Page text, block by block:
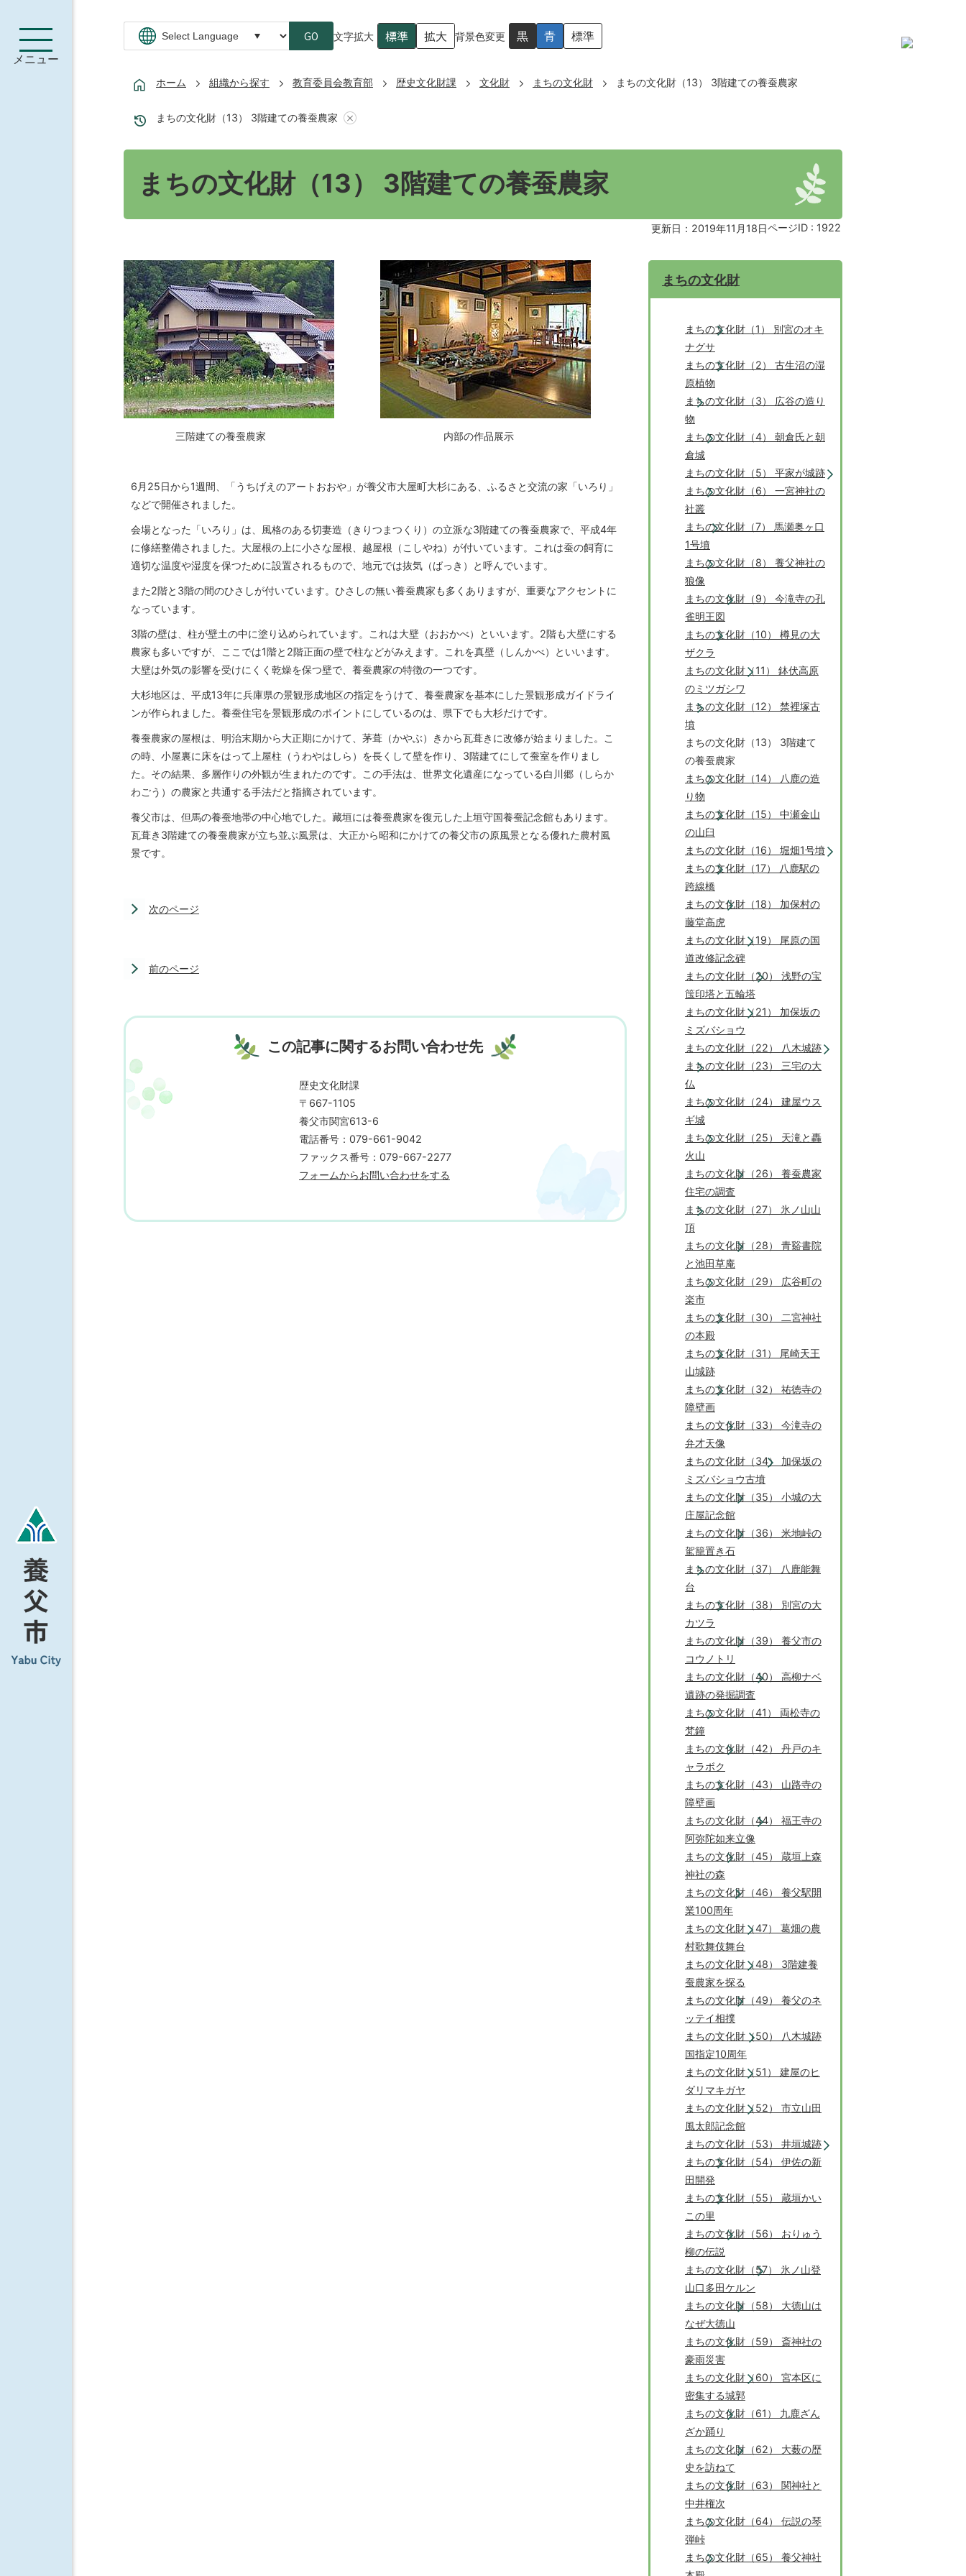
メニュー
GO 文字拡大 標準 拡大 背景色変更 黒 青 標準
ホーム 組織から探す 教育委員会教育部 歴史文化財課 文化財 まちの文化財 まちの文化財（13） 3階建ての養蚕農家
まちの文化財（13） 3階建ての養蚕農家
まちの文化財（13） 3階建ての養蚕農家
更新日：2019年11月18日ページID : 1922
三階建ての養蚕農家 内部の作品展示
6月25日から1週間、「うちげえのアートおおや」が養父市大屋町大杉にある、ふるさと交流の家「いろり」
などで開催されました。
会場となった「いろり」は、風格のある切妻造（きりつまつくり）の立派な3階建ての養蚕農家で、平成4年
に修繕整備されました。大屋根の上に小さな屋根、越屋根（こしやね）が付いています。これは蚕の飼育に
適切な温度や湿度を保つために設置されるもので、地元では抜気（ばっき）と呼んでいます。
また2階と3階の間のひさしが付いています。ひさしの無い養蚕農家も多くありますが、重要なアクセントに
なっています。
3階の壁は、柱が壁土の中に塗り込められています。これは大壁（おおかべ）といいます。2階も大壁にする
農家も多いですが、ここでは1階と2階正面の壁で柱などがみえます。これを真壁（しんかべ）といいます。
大壁は外気の影響を受けにくく乾燥を保つ壁で、養蚕農家の特徴の一つです。
大杉地区は、平成13年に兵庫県の景観形成地区の指定をうけて、養蚕農家を基本にした景観形成ガイドライ
ンが作られました。養蚕住宅を景観形成のポイントにしているのは、県下でも大杉だけです。
養蚕農家の屋根は、明治末期から大正期にかけて、茅葺（かやぶ）きから瓦葺きに改修が始まりました。こ
の時、小屋裏に床をはって上屋柱（うわやはしら）を長くして壁を作り、3階建てにして蚕室を作りまし
た。その結果、多層作りの外観が生まれたのです。この手法は、世界文化遺産になっている白川郷（しらか
わごう）の農家と共通する手法だと指摘されています。
養父市は、但馬の養蚕地帯の中心地でした。藏垣には養蚕農家を復元した上垣守国養蚕記念館もあります。
瓦葺き3階建ての養蚕農家が立ち並ぶ風景は、大正から昭和にかけての養父市の原風景となる優れた農村風
景です。
次のページ
前のページ
この記事に関するお問い合わせ先
歴史文化財課
〒667-1105
養父市関宮613-6
電話番号：079-661-9042
ファックス番号：079-667-2277
フォームからお問い合わせをする
まちの文化財
まちの文化財（1） 別宮のオキ
ナグサ
まちの文化財（2） 古生沼の湿
原植物
まちの文化財（3） 広谷の造り
物
まちの文化財（4） 朝倉氏と朝
倉城
まちの文化財（5） 平家が城跡
まちの文化財（6） 一宮神社の
社叢
まちの文化財（7） 馬瀬奥ヶ口
1号墳
まちの文化財（8） 養父神社の
狼像
まちの文化財（9） 今滝寺の孔
雀明王図
まちの文化財（10） 樽見の大
ザクラ
まちの文化財（11） 鉢伏高原
のミツガシワ
まちの文化財（12） 禁裡塚古
墳
まちの文化財（13） 3階建て
の養蚕農家
まちの文化財（14） 八鹿の造
り物
まちの文化財（15） 中瀬金山
の山臼
まちの文化財（16） 堀畑1号墳
まちの文化財（17） 八鹿駅の
跨線橋
まちの文化財（18） 加保村の
藤堂高虎
まちの文化財（19） 尾原の国
道改修記念碑
まちの文化財（20） 浅野の宝
筺印塔と五輪塔
まちの文化財（21） 加保坂の
ミズバショウ
まちの文化財（22） 八木城跡
まちの文化財（23） 三宅の大
仏
まちの文化財（24） 建屋ウス
ギ城
まちの文化財（25） 天滝と轟
火山
まちの文化財（26） 養蚕農家
住宅の調査
まちの文化財（27） 氷ノ山山
頂
まちの文化財（28） 青谿書院
と池田草庵
まちの文化財（29） 広谷町の
楽市
まちの文化財（30） 二宮神社
の本殿
まちの文化財（31） 尾崎天王
山城跡
まちの文化財（32） 祐徳寺の
障壁画
まちの文化財（33） 今滝寺の
弁才天像
まちの文化財（34） 加保坂の
ミズバショウ古墳
まちの文化財（35） 小城の大
庄屋記念館
まちの文化財（36） 米地峠の
駕籠置き石
まちの文化財（37） 八鹿能舞
台
まちの文化財（38） 別宮の大
カツラ
まちの文化財（39） 養父市の
コウノトリ
まちの文化財（40） 高柳ナベ
遺跡の発掘調査
まちの文化財（41） 両松寺の
梵鐘
まちの文化財（42） 丹戸のキ
ャラボク
まちの文化財（43） 山路寺の
障壁画
まちの文化財（44） 福王寺の
阿弥陀如来立像
まちの文化財（45） 蔵垣上森
神社の森
まちの文化財（46） 養父駅開
業100周年
まちの文化財（47） 葛畑の農
村歌舞伎舞台
まちの文化財（48） 3階建養
蚕農家を探る
まちの文化財（49） 養父のネ
ッテイ相撲
まちの文化財（50） 八木城跡
国指定10周年
まちの文化財（51） 建屋のヒ
ダリマキガヤ
まちの文化財（52） 市立山田
風太郎記念館
まちの文化財（53） 井垣城跡
まちの文化財（54） 伊佐の新
田開発
まちの文化財（55） 蔵垣かい
この里
まちの文化財（56） おりゅう
柳の伝説
まちの文化財（57） 氷ノ山登
山口多田ケルン
まちの文化財（58） 大徳山は
なぜ大徳山
まちの文化財（59） 斎神社の
豪雨災害
まちの文化財（60） 宮本区に
密集する城郭
まちの文化財（61） 九鹿ざん
ざか踊り
まちの文化財（62） 大薮の歴
史を訪ねて
まちの文化財（63） 関神社と
中井権次
まちの文化財（64） 伝説の琴
弾峠
まちの文化財（65） 養父神社